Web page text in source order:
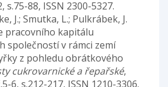
s.75-88, ISSN 2300-5327.
J.; Smutka, L.; Pulkrábek, J.
pracovního kapitálu
společností v rámci zemí
z pohledu obrátkového
cukrovarnické a řepařské,
6, s.212-217, ISSN 1210-3306.